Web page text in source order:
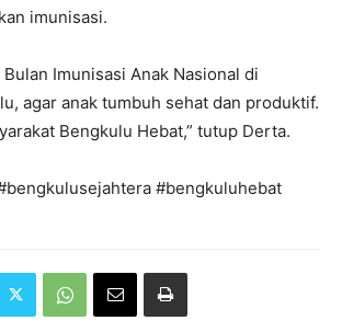
imunisasi.
Imunisasi Anak Nasional di
agar anak tumbuh sehat dan produktif.
Bengkulu Hebat,” tutup Derta.
#bengkuluhebat